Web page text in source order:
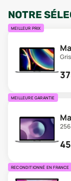
NOTRE
MEILLEUR PRIX
MEILLEURE GARANTIE
RECONDITIONNÉ EN FRANCE